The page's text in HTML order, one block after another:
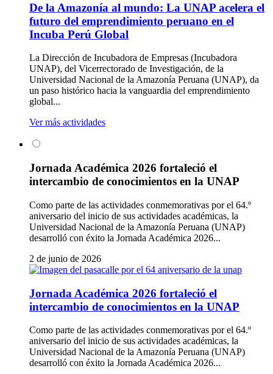
De la Amazonía al mundo: La UNAP acelera el
futuro del emprendimiento peruano en el
Incuba Perú Global
La Dirección de Incubadora de Empresas (Incubadora
UNAP), del Vicerrectorado de Investigación, de la
Universidad Nacional de la Amazonía Peruana (UNAP), da
un paso histórico hacia la vanguardia del emprendimiento
global...
Ver más actividades
Jornada Académica 2026 fortaleció el
intercambio de conocimientos en la UNAP
Como parte de las actividades conmemorativas por el 64.º
aniversario del inicio de sus actividades académicas, la
Universidad Nacional de la Amazonía Peruana (UNAP)
desarrolló con éxito la Jornada Académica 2026...
2 de junio de 2026
Jornada Académica 2026 fortaleció el
intercambio de conocimientos en la UNAP
Como parte de las actividades conmemorativas por el 64.º
aniversario del inicio de sus actividades académicas, la
Universidad Nacional de la Amazonía Peruana (UNAP)
desarrolló con éxito la Jornada Académica 2026...